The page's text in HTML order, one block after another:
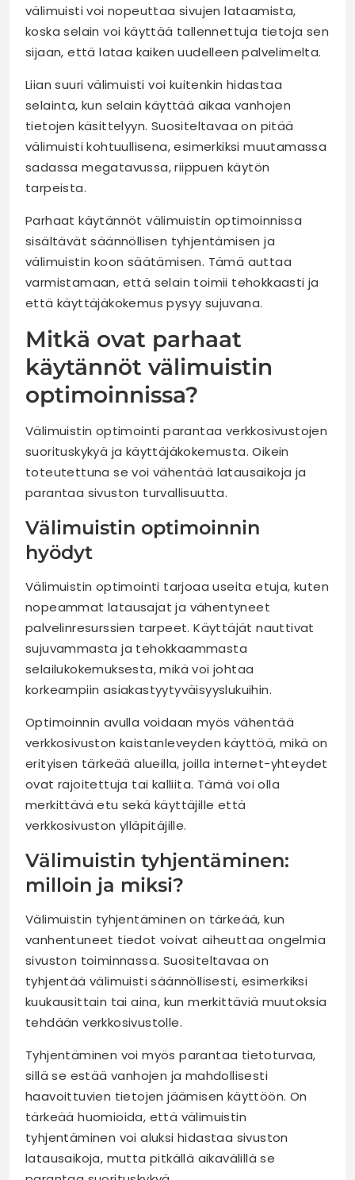
välimuisti voi nopeuttaa sivujen lataamista,
koska selain voi käyttää tallennettuja tietoja sen
sijaan, että lataa kaiken uudelleen palvelimelta.
Liian suuri välimuisti voi kuitenkin hidastaa
selainta, kun selain käyttää aikaa vanhojen
tietojen käsittelyyn. Suositeltavaa on pitää
välimuisti kohtuullisena, esimerkiksi muutamassa
sadassa megatavussa, riippuen käytön
tarpeista.
Parhaat käytännöt välimuistin optimoinnissa
sisältävät säännöllisen tyhjentämisen ja
välimuistin koon säätämisen. Tämä auttaa
varmistamaan, että selain toimii tehokkaasti ja
että käyttäjäkokemus pysyy sujuvana.
Mitkä ovat parhaat
käytännöt välimuistin
optimoinnissa?
Välimuistin optimointi parantaa verkkosivustojen
suorituskykyä ja käyttäjäkokemusta. Oikein
toteutettuna se voi vähentää latausaikoja ja
parantaa sivuston turvallisuutta.
Välimuistin optimoinnin
hyödyt
Välimuistin optimointi tarjoaa useita etuja, kuten
nopeammat latausajat ja vähentyneet
palvelinresurssien tarpeet. Käyttäjät nauttivat
sujuvammasta ja tehokkaammasta
selailukokemuksesta, mikä voi johtaa
korkeampiin asiakastyytyväisyyslukuihin.
Optimoinnin avulla voidaan myös vähentää
verkkosivuston kaistanleveyden käyttöä, mikä on
erityisen tärkeää alueilla, joilla internet-yhteydet
ovat rajoitettuja tai kalliita. Tämä voi olla
merkittävä etu sekä käyttäjille että
verkkosivuston ylläpitäjille.
Välimuistin tyhjentäminen:
milloin ja miksi?
Välimuistin tyhjentäminen on tärkeää, kun
vanhentuneet tiedot voivat aiheuttaa ongelmia
sivuston toiminnassa. Suositeltavaa on
tyhjentää välimuisti säännöllisesti, esimerkiksi
kuukausittain tai aina, kun merkittäviä muutoksia
tehdään verkkosivustolle.
Tyhjentäminen voi myös parantaa tietoturvaa,
sillä se estää vanhojen ja mahdollisesti
haavoittuvien tietojen jäämisen käyttöön. On
tärkeää huomioida, että välimuistin
tyhjentäminen voi aluksi hidastaa sivuston
latausaikoja, mutta pitkällä aikavälillä se